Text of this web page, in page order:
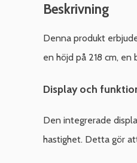
Beskrivning
Denna produkt
en höjd på 218 cm,
Display och
Den integrerade
hastighet. Detta gör